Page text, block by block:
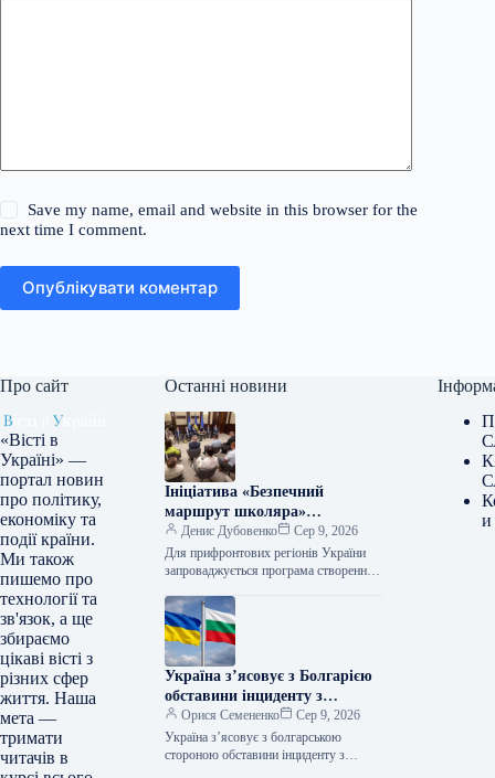
Save my name, email and website in this browser for the
next time I comment.
Опублікувати коментар
Про сайт
«Вісті в
Україні» —
портал новин
про політику,
економіку та
події країни.
Ми також
пишемо про
технології та
зв'язок, а ще
збираємо
цікаві вісті з
різних сфер
життя. Наша
мета —
тримати
читачів в
Останні новини
Ініціатива «Безпечний
маршрут школяра»
стартувала для громад,
розташованих поблизу лінії
фронту.
Денис Дубовенко
Сер 9, 2026
Для прифронтових регіонів України
запроваджується програма створення
передбачаючи розміщення пересувних
сховищ. Про це поінформував
у Фейсбуці заступник глави…
Україна з’ясовує з Болгарією
обставини інциденту з
безпілотником, повідомили в
МЗС
Орися Семененко
Сер 9, 2026
Україна з’ясовує з болгарською
стороною обставини інциденту з
и